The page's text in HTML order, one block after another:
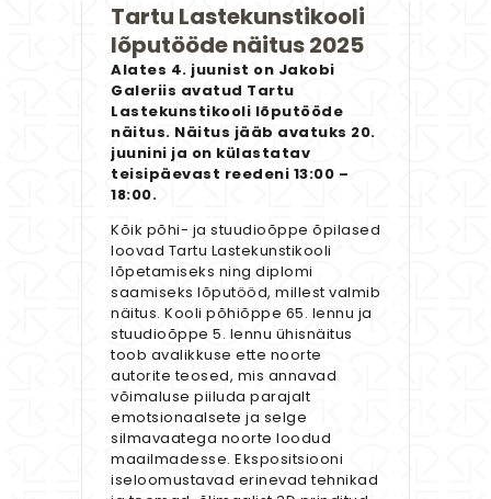
KONTAKT
STUUDIUM
Tartu Lastekunstikooli
lõputööde näitus 2025
Alates 4. juunist on Jakobi
Galeriis avatud Tartu
Lastekunstikooli lõputööde
näitus. Näitus jääb avatuks 20.
juunini ja on külastatav
teisipäevast reedeni 13:00 –
18:00.
Kõik põhi- ja stuudioõppe õpilased
loovad Tartu Lastekunstikooli
lõpetamiseks ning diplomi
saamiseks lõputööd, millest valmib
näitus. Kooli põhiõppe 65. lennu ja
stuudioõppe 5. lennu ühisnäitus
toob avalikkuse ette noorte
autorite teosed, mis annavad
võimaluse piiluda parajalt
emotsionaalsete ja selge
silmavaatega noorte loodud
maailmadesse. Ekspositsiooni
iseloomustavad erinevad tehnikad